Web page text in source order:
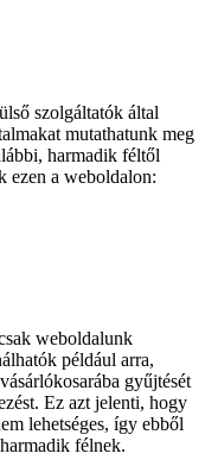
szolgáltatók által
mutathatunk meg
harmadik féltől
ezen a weboldalon:
weboldalunk
például arra,
gyűjtését
Ez azt jelenti, hogy
lehetséges, így ebből
félnek.